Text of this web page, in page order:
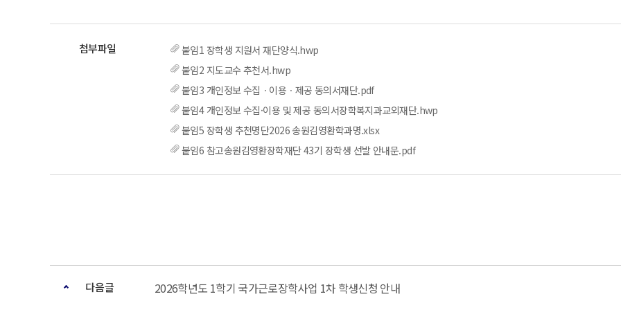
붙임1 장학생 지원서 재단양식.hwp
붙임2 지도교수 추천서.hwp
붙임3 개인정보 수집ㆍ이용ㆍ제공 동의서재단.pdf
붙임4 개인정보 수집·이용 및 제공 동의서장학복지과교외재단.hwp
붙임5 장학생 추천명단2026 송원김영환학과명.xlsx
붙임6 참고송원김영환장학재단 43기 장학생 선발 안내문.pdf
다음글 2026학년도 1학기 국가근로장학사업 1차 학생신청 안내